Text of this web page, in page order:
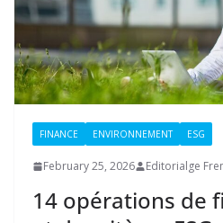
FINANCE ENVIRONNEMENT ESG
February 25, 2026 Editorialge
14 opérations de